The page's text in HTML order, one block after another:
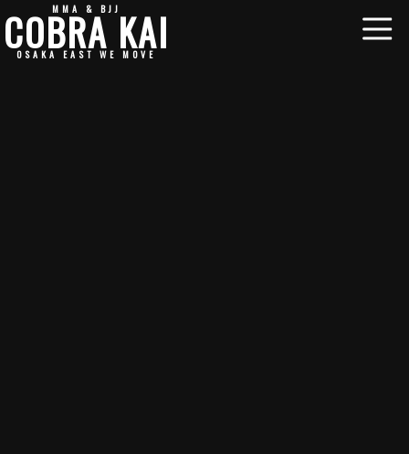
MMA & BJJ
COBRA KAI
OSAKA EAST WE MOVE